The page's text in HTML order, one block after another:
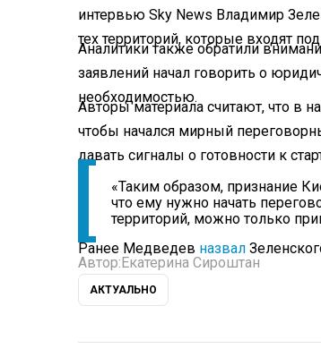
интервью Sky News Владимир
тех территорий, которые входят
Аналитики также обратили
заявлений начал говорить о
необходимостью.
Авторы материала считают, что в
чтобы начался мирный
давать сигналы о готовности к
«Таким образом, признание
что ему нужно начать
территорий, можно только
Ранее Медведев назвал
Автор: Екатерина Сироштан
АКТУАЛЬНО